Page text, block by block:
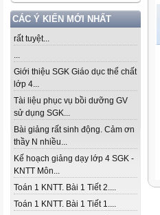
CÁC Ý KIẾN MỚI NHẤT
rất tuyệt...
...
Giới thiệu SGK Giáo dục thể chất
lớp 4...
Tài liệu phục vụ bồi dưỡng GV
sử dụng SGK...
Bài giảng rất sinh động. Cảm ơn
thầy N nhiều...
Kế hoạch giảng dạy lớp 4 SGK -
KNTT Môn...
Toán 1 KNTT. Bài 1 Tiết 2....
Toán 1 KNTT. Bài 1 Tiết 1....